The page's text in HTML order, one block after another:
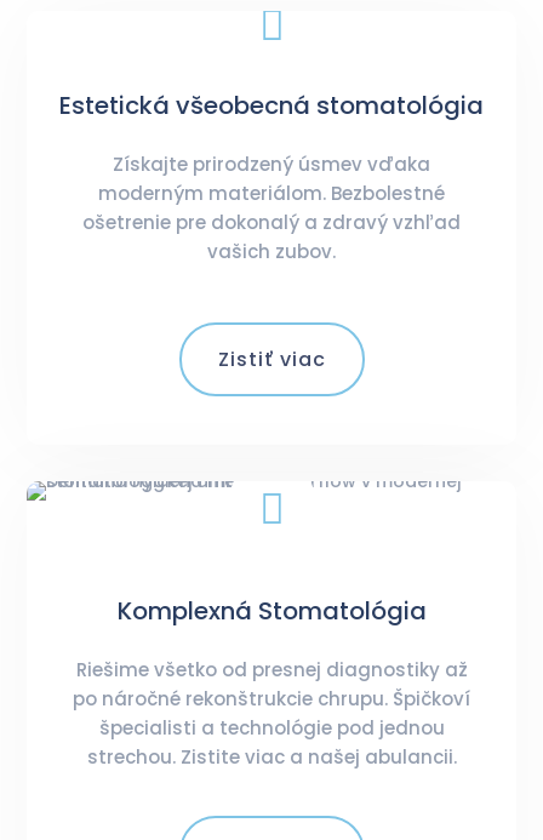

Estetická všeobecná stomatológia
Získajte prirodzený úsmev vďaka
moderným materiálom. Bezbolestné
ošetrenie pre dokonalý a zdravý vzhľad
vašich zubov.
Zistiť viac

Komplexná Stomatológia
Riešime všetko od presnej diagnostiky až
po náročné rekonštrukcie chrupu. Špičkoví
špecialisti a technológie pod jednou
strechou. Zistite viac a našej abulancii.